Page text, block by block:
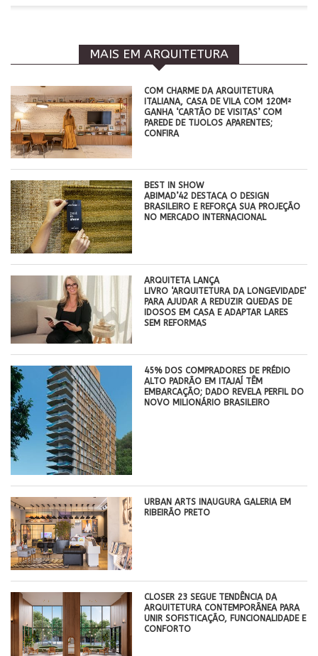
MAIS EM ARQUITETURA
COM CHARME DA ARQUITETURA
ITALIANA, CASA DE VILA COM 120M²
GANHA ‘CARTÃO DE VISITAS’ COM
PAREDE DE TIJOLOS APARENTES;
CONFIRA
BEST IN SHOW
ABIMAD’42 DESTACA O DESIGN
BRASILEIRO E REFORÇA SUA PROJEÇÃO
NO MERCADO INTERNACIONAL
ARQUITETA LANÇA
LIVRO ‘ARQUITETURA DA LONGEVIDADE’
PARA AJUDAR A REDUZIR QUEDAS DE
IDOSOS EM CASA E ADAPTAR LARES
SEM REFORMAS
45% DOS COMPRADORES DE PRÉDIO
ALTO PADRÃO EM ITAJAÍ TÊM
EMBARCAÇÃO; DADO REVELA PERFIL DO
NOVO MILIONÁRIO BRASILEIRO
​URBAN ARTS INAUGURA GALERIA EM
RIBEIRÃO PRETO
CLOSER 23 SEGUE TENDÊNCIA DA
ARQUITETURA CONTEMPORÂNEA PARA
UNIR SOFISTICAÇÃO, FUNCIONALIDADE E
CONFORTO